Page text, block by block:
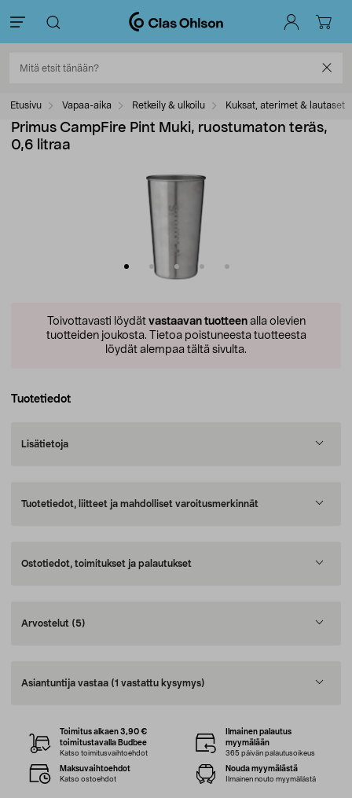
Etusivu Vapaa-aika Retkeily & ulkoilu Kuksat, aterimet & lautaset
Primus CampFire Pint Muki, ruostumaton teräs,
0,6 litraa
Toivottavasti löydät vastaavan tuotteenalla olevien
tuotteiden joukosta. Tietoa poistuneesta tuotteesta
löydät alempaa tältä sivulta.
Tuotetiedot
Lisätietoja
Tuotetiedot, liitteet ja mahdolliset varoitusmerkinnät
Ostotiedot, toimitukset ja palautukset
Arvostelut (5)
Asiantuntija vastaa (1 vastattu kysymys)
Toimitus alkaen 3,90 €
toimitustavalla Budbee
Katso toimitusvaihtoehdot
Ilmainen palautus
myymälään
365 päivän palautusoikeus
Maksuvaihtoehdot
Katso ostoehdot
Nouda myymälästä
Ilmainen nouto myymälästä